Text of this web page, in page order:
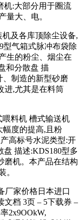
机:大部分用于圈流
量大、电。
及各库顶除尘设备,
型气箱式脉冲布袋除
生的粉尘、烟尘在
和分散盘 描
、制造的新型砂磨
进,尤其是在料筒
喂料机 槽式输送机
幅度的提高,且粉
高标号水泥类型:开
描述:KDS180型多
磨机。本产品在结构
。
厂家价格日本进口
文档 3页 – 5下载券 –
2x9OOkW,